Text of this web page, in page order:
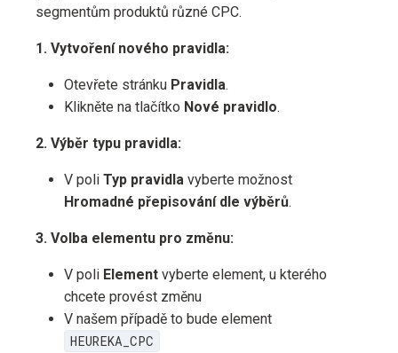
segmentům produktů různé CPC.
1. Vytvoření nového pravidla:
Otevřete stránku Pravidla.
Klikněte na tlačítko Nové pravidlo.
2. Výběr typu pravidla:
V poli Typ pravidla vyberte možnost
Hromadné přepisování dle výběrů.
3. Volba elementu pro změnu:
V poli Element vyberte element, u kterého
chcete provést změnu
V našem případě to bude element
HEUREKA_CPC